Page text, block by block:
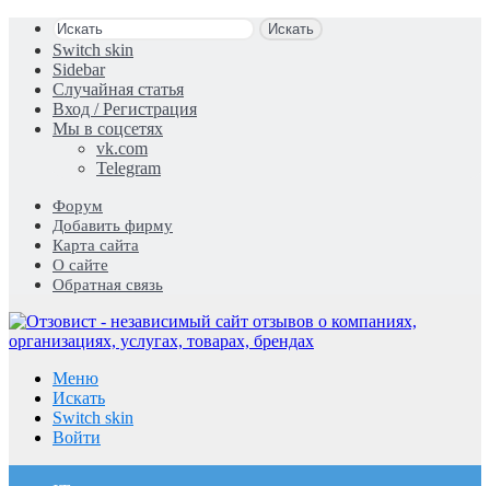
Искать
Switch skin
Sidebar
Случайная статья
Вход / Регистрация
Мы в соцсетях
vk.com
Telegram
Форум
Добавить фирму
Карта сайта
О сайте
Обратная связь
Меню
Искать
Switch skin
Войти